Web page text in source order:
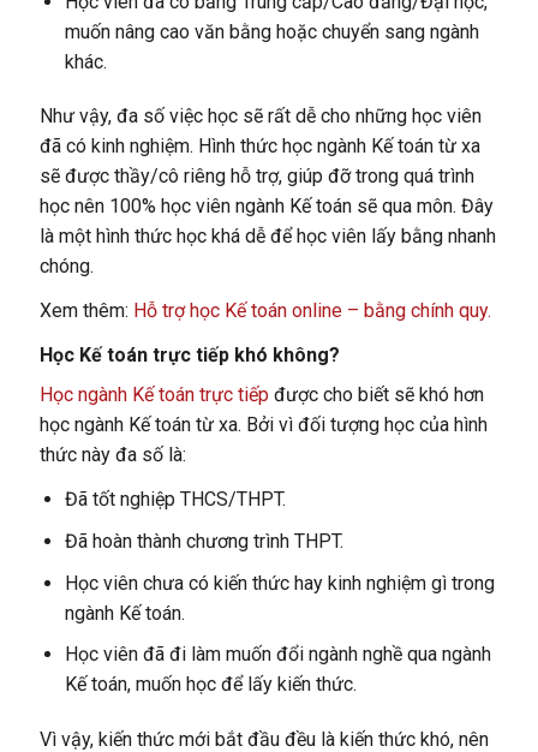
muốn nâng cao văn bằng hoặc chuyển sang ngành
khác.
Như vậy, đa số việc học sẽ rất dễ cho những học viên
đã có kinh nghiệm. Hình thức học ngành Kế toán từ xa
sẽ được thầy/cô riêng hỗ trợ, giúp đỡ trong quá trình
học nên 100% học viên ngành Kế toán sẽ qua môn. Đây
là một hình thức học khá dễ để học viên lấy bằng nhanh
chóng.
Xem thêm: Hỗ trợ học Kế toán online – bằng chính quy.
Học Kế toán trực tiếp khó không?
Học ngành Kế toán trực tiếp được cho biết sẽ khó hơn
học ngành Kế toán từ xa. Bởi vì đối tượng học của hình
thức này đa số là:
Đã tốt nghiệp THCS/THPT.
Đã hoàn thành chương trình THPT.
Học viên chưa có kiến thức hay kinh nghiệm gì trong
ngành Kế toán.
Học viên đã đi làm muốn đổi ngành nghề qua ngành
Kế toán, muốn học để lấy kiến thức.
Vì vậy, kiến thức mới bắt đầu đều là kiến thức khó, nên